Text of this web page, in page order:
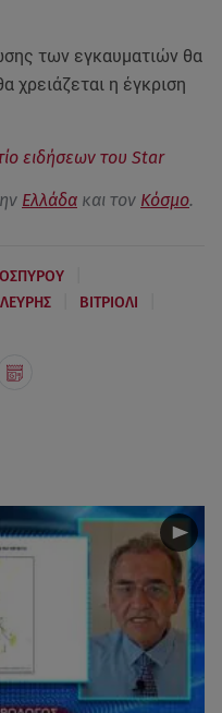
των εγκαυματιών θα
χρειάζεται η έγκριση
ειδήσεων του Star
Ελλάδα και τον Κόσμο.
ΒΙΤΡΙΟΛΙ